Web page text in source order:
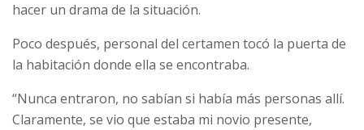
hacer un drama de la situación.
Poco después, personal del certamen tocó la puerta de
la habitación donde ella se encontraba.
“Nunca entraron, no sabían si había más personas allí.
Claramente, se vio que estaba mi novio presente,